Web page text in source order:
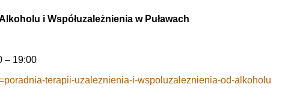
i Współuzależnienia w Puławach
– 19:00
terapii-uzaleznienia-i-wspoluzaleznienia-od-alkoholu